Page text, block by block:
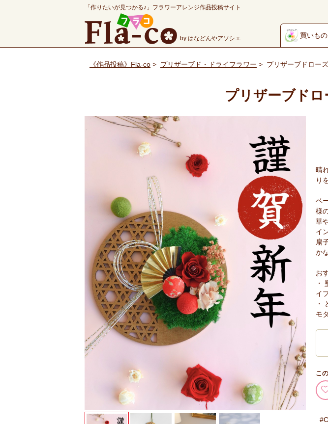
「作りたいが見つかる♪」フラワーアレンジ作品投稿サイト
by はなどんやアソシエ 買いもの
《作品投稿》Fla-co > プリザーブド・ドライフラワー > プリザーブドロー
プリザーブドロ
晴
り
ベ
様
華
イ
扇
か
お
・
イ
・
モ
こ